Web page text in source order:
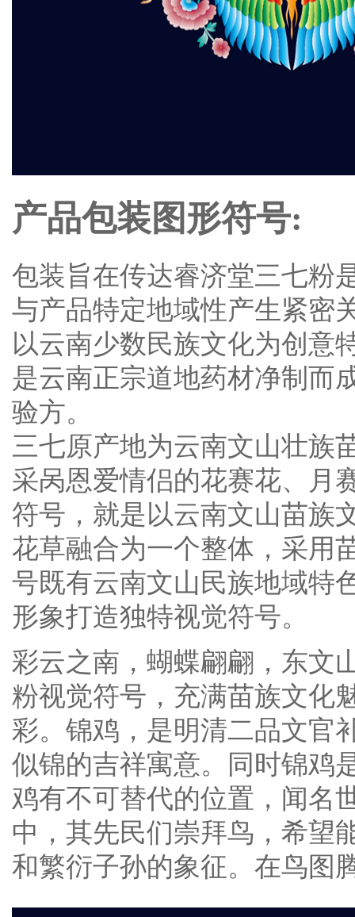
产品包装图形符号:
包装旨在传达睿济堂三七粉
与产品特定地域性产生紧密
以云南少数民族文化为创意
是云南正宗道地药材净制而
验方。
三七原产地为云南文山壮族
采呙恩爱情侣的花赛花、月
符号，就是以云南文山苗族
花草融合为一个整体，采用
号既有云南文山民族地域特
形象打造独特视觉符号。
彩云之南，蝴蝶翩翩，东文
粉视觉符号，充满苗族文化
彩。锦鸡，是明清二品文官
似锦的吉祥寓意。同时锦鸡
鸡有不可替代的位置，闻名
中，其先民们崇拜鸟，希望
和繁衍子孙的象征。在鸟图